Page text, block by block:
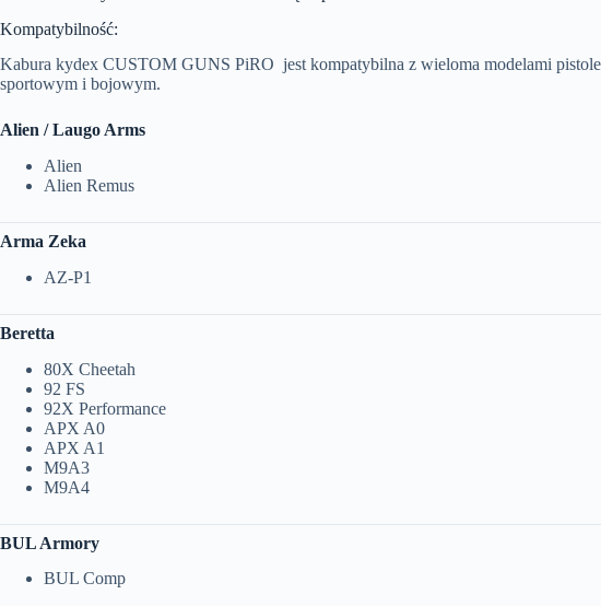
Kompatybilność:
Kabura kydex CUSTOM GUNS PiRO jest kompatybilna z wieloma modelami
sportowym i bojowym.
Alien / Laugo Arms
Alien
Alien Remus
Arma Zeka
AZ-P1
Beretta
80X Cheetah
92 FS
92X Performance
APX A0
APX A1
M9A3
M9A4
BUL Armory
BUL Comp